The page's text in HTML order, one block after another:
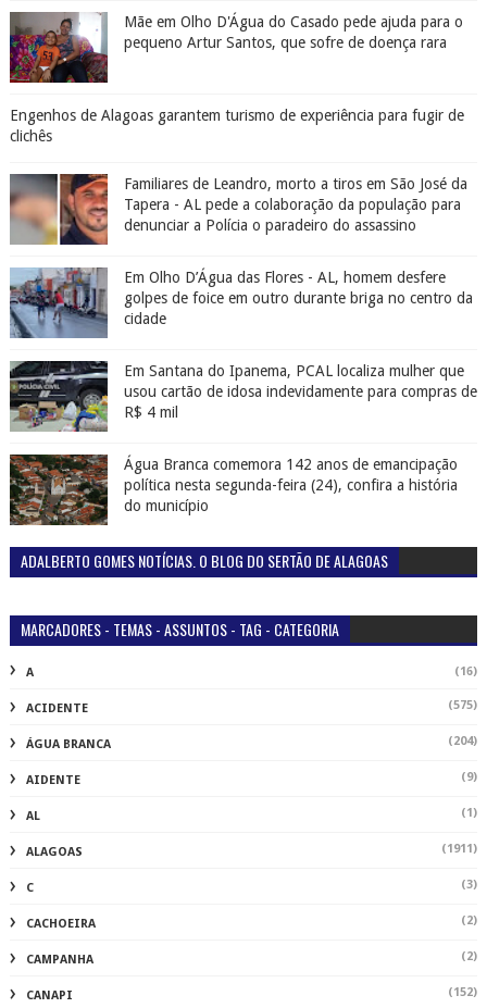
Mãe em Olho D'Água do Casado pede ajuda para o
pequeno Artur Santos, que sofre de doença rara
Engenhos de Alagoas garantem turismo de experiência para fugir de
clichês
Familiares de Leandro, morto a tiros em São José da
Tapera - AL pede a colaboração da população para
denunciar a Polícia o paradeiro do assassino
Em Olho D’Água das Flores - AL, homem desfere
golpes de foice em outro durante briga no centro da
cidade
Em Santana do Ipanema, PCAL localiza mulher que
usou cartão de idosa indevidamente para compras de
R$ 4 mil
Água Branca comemora 142 anos de emancipação
política nesta segunda-feira (24), confira a história
do município
ADALBERTO GOMES NOTÍCIAS. O BLOG DO SERTÃO DE ALAGOAS
MARCADORES - TEMAS - ASSUNTOS - TAG - CATEGORIA
A (16)
ACIDENTE (575)
ÁGUA BRANCA (204)
AIDENTE (9)
AL (1)
ALAGOAS (1911)
C (3)
CACHOEIRA (2)
CAMPANHA (2)
CANAPI (152)